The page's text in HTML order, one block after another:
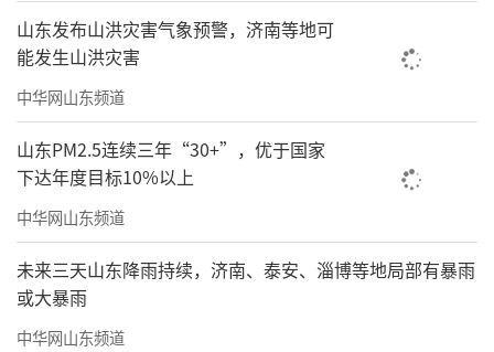
山东发布山洪灾害气象预警，济南等地可
能发生山洪灾害
中华网山东频道
山东PM2.5连续三年“30+”，优于国家
下达年度目标10%以上
中华网山东频道
未来三天山东降雨持续，济南、泰安、淄博等地局部有暴雨
或大暴雨
中华网山东频道